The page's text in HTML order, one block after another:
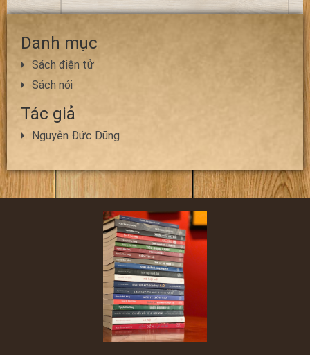
Danh mục
Sách điện tử
Sách nói
Tác giả
Nguyễn Đức Dũng